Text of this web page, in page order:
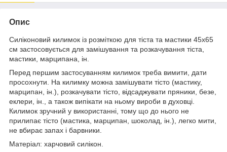
Опис
Силіконовий килимок із розміткою для тіста та мастики 45х65
см застосовується для замішування та розкачування тіста,
мастики, марципана, ін.
Перед першим застосуванням килимок треба вимити, дати
просохнути. На килимку можна замішувати тісто (мастику,
марципан, ін.), розкачувати тісто, відсаджувати пряники, безе,
еклери, ін., а також випікати на ньому вироби в духовці.
Килимок зручний у використанні, тому що до нього не
прилипає тісто (мастика, марципан, шоколад, ін.), легко мити,
не вбирає запах і барвники.
Матеріал: харчовий силікон.